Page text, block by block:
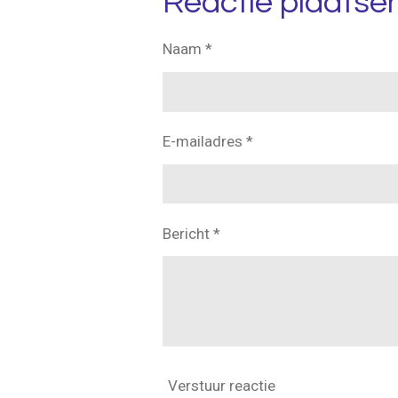
n
Naam *
E-mailadres *
Bericht *
Verstuur reactie